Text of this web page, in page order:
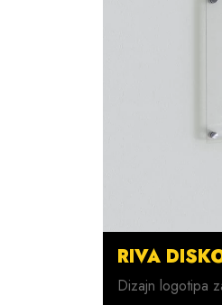
RIVA
Dizajn logotipa